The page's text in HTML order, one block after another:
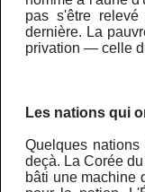
pas s'être
dernière. La
privation — celle
Les nations qui
Quelques
deçà. La Corée
bâti une machine